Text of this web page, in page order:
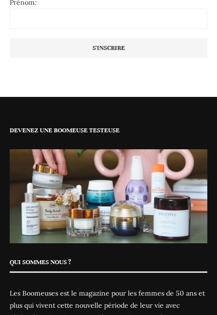
Prénom:
DEVENEZ UNE BOOMEUSE TESTEUSE
QUI SOMMES NOUS ?
Les Boomeuses est le magazine pour les femmes de 50 ans et
plus qui vivent cette nouvelle période de leur vie avec